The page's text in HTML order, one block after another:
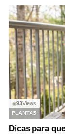
◉93Views
PLANTAS
Dicas para